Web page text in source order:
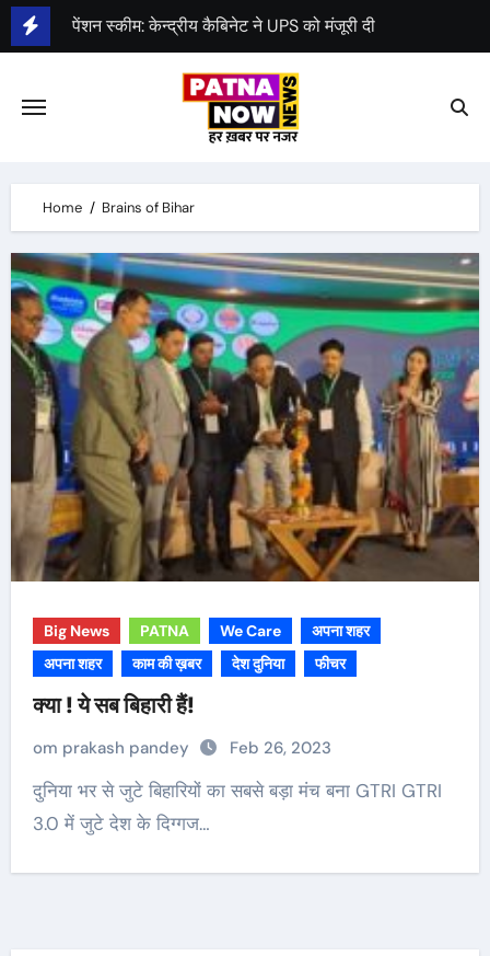
Skip
to
पेंशन स्कीम: केन्द्रीय कैबिनेट ने UPS को मंजूरी दी
एक अप्रैल 2025 से लागू होगा नया पेंशन प्लान UPS
जदयू की प्रदेश कमिटी का पुनर्गठन
Home Brains of Bihar
Big News PATNA We Care
अपना शहर
अपना शहर
काम की ख़बर देश दुनिया फीचर
क्या ! ये सब बिहारी हैं!
om prakash pandey Feb 26, 2023
दुनिया भर से जुटे बिहारियों का सबसे बड़ा मंच बना GTRI GTRI
3.0 में जुटे देश के दिग्गज…